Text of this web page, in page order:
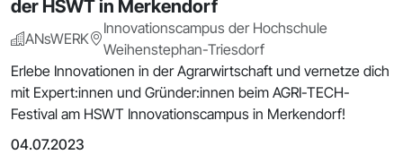
der HSWT in Merkendorf
ANsWERK
Innovationscampus der Hochschule
Weihenstephan-Triesdorf
Erlebe Innovationen in der Agrarwirtschaft und vernetze dich
mit Expert:innen und Gründer:innen beim AGRI-TECH-
Festival am HSWT Innovationscampus in Merkendorf!
04.07.2023